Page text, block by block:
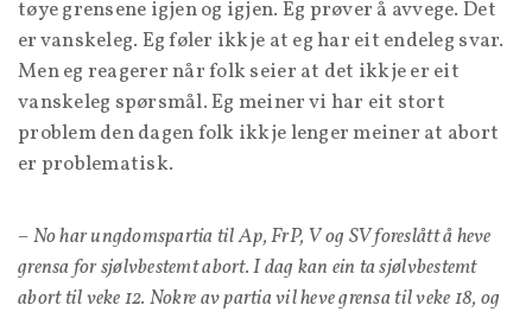
tøye grensene igjen og igjen. Eg prøver å avvege. Det
er vanskeleg. Eg føler ikkje at eg har eit endeleg svar.
Men eg reagerer når folk seier at det ikkje er eit
vanskeleg spørsmål. Eg meiner vi har eit stort
problem den dagen folk ikkje lenger meiner at abort
er problematisk.
– No har ungdomspartia til Ap, FrP, V og SV foreslått å heve
grensa for sjølvbestemt abort. I dag kan ein ta sjølvbestemt
abort til veke 12. Nokre av partia vil heve grensa til veke 18, og